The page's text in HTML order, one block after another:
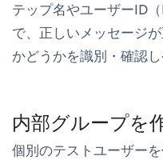
テップ名やユーザーID
で、正しいメッセージ
かどうかを識別・確認し
内部グループを
個別のテストユーザーを